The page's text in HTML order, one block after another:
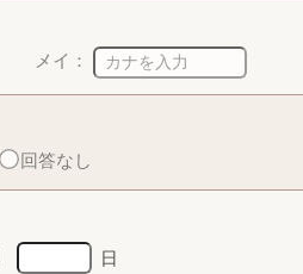
メイ：
回答なし
日